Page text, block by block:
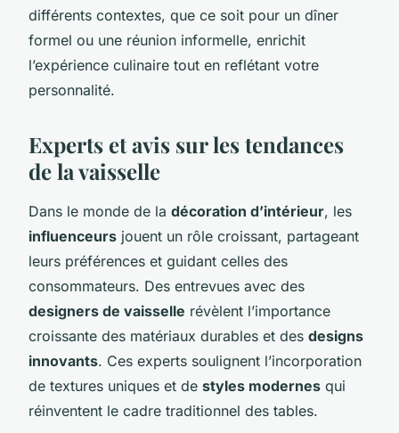
différents contextes, que ce soit pour un dîner
formel ou une réunion informelle, enrichit
l’expérience culinaire tout en reflétant votre
personnalité.
Experts et avis sur les tendances
de la vaisselle
Dans le monde de la décoration d’intérieur, les
influenceurs jouent un rôle croissant, partageant
leurs préférences et guidant celles des
consommateurs. Des entrevues avec des
designers de vaisselle révèlent l’importance
croissante des matériaux durables et des designs
innovants. Ces experts soulignent l’incorporation
de textures uniques et de styles modernes qui
réinventent le cadre traditionnel des tables.